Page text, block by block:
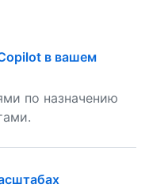
в вашем
по назначению